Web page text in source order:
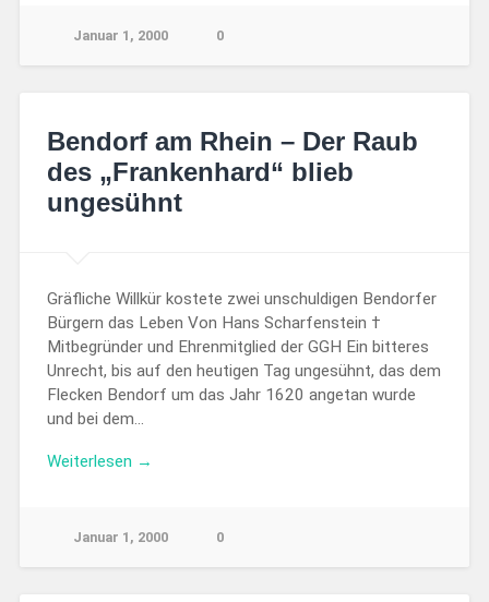
Januar 1, 2000 0
Bendorf am Rhein – Der Raub
des „Frankenhard“ blieb
ungesühnt
Gräfliche Willkür kostete zwei unschuldigen Bendorfer
Bürgern das Leben Von Hans Scharfenstein †
Mitbegründer und Ehrenmitglied der GGH Ein bitteres
Unrecht, bis auf den heutigen Tag ungesühnt, das dem
Flecken Bendorf um das Jahr 1620 angetan wurde
und bei dem…
Weiterlesen →
Januar 1, 2000 0